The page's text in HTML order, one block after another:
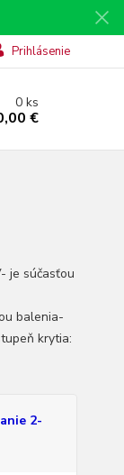
Prihlásenie
0ks
€
je súčasťou
balenia-
krytia:
2-